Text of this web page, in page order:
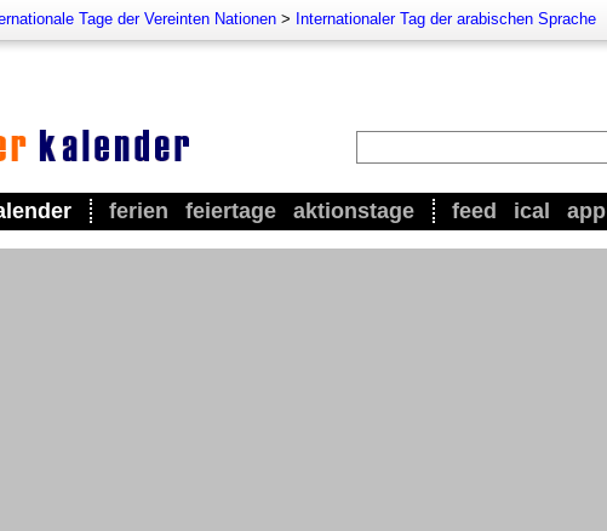
Tage der Vereinten Nationen > Internationaler Tag der arabischen Sprache
ferien feiertage aktionstage feed ical app